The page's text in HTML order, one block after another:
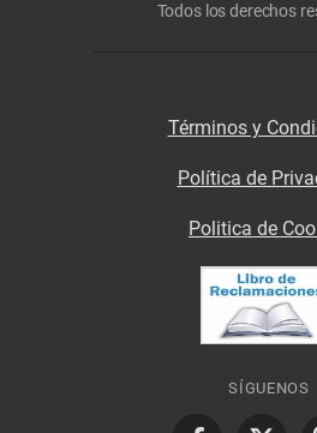
Todos los derechos
Términos y
Política de
Politica de
SÍGUENOS